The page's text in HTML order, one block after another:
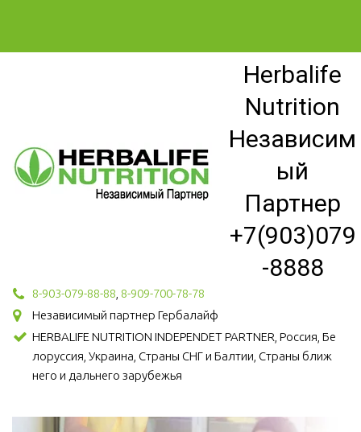
Herbalife
Nutrition
Независим
ый
Партнер
+7(903)079
-8888
8-903-079-88-88 8-909-700-78-78
Независимый партнер Гербалайф
HERBALIFE NUTRITION INDEPENDET PARTNER, Россия, Бе
лоруссия, Украина, Страны СНГ и Балтии, Страны ближ
него и дальнего зарубежья